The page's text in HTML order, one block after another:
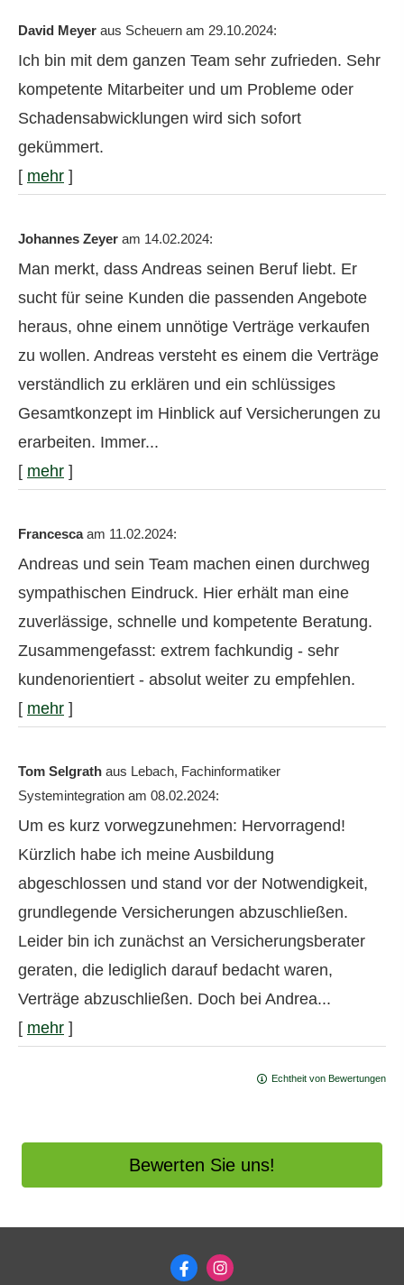
David Meyer aus Scheuern am 29.10.2024:
Ich bin mit dem ganzen Team sehr zufrieden. Sehr
kompetente Mitarbeiter und um Probleme oder
Schadensabwicklungen wird sich sofort
gekümmert.
[ mehr ]
Johannes Zeyer am 14.02.2024:
Man merkt, dass Andreas seinen Beruf liebt. Er
sucht für seine Kunden die passenden Angebote
heraus, ohne einem unnötige Verträge verkaufen
zu wollen. Andreas versteht es einem die Verträge
verständlich zu erklären und ein schlüssiges
Gesamtkonzept im Hinblick auf Versicherungen zu
erarbeiten. Immer...
[ mehr ]
Francescaam 11.02.2024:
Andreas und sein Team machen einen durchweg
sympathischen Eindruck. Hier erhält man eine
zuverlässige, schnelle und kompetente Beratung.
Zusammengefasst: extrem fachkundig - sehr
kundenorientiert - absolut weiter zu empfehlen.
[ mehr ]
Tom Selgrath aus Lebach, Fachinformatiker
Systemintegration am 08.02.2024:
Um es kurz vorwegzunehmen: Hervorragend!
Kürzlich habe ich meine Ausbildung
abgeschlossen und stand vor der Notwendigkeit,
grundlegende Versicherungen abzuschließen.
Leider bin ich zunächst an Versicherungsberater
geraten, die lediglich darauf bedacht waren,
Verträge abzuschließen. Doch bei Andrea...
[ mehr ]
Echtheit von Bewertungen
Bewerten Sie uns!